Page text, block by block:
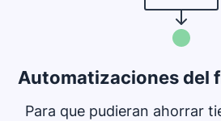
Automatizaciones del
Para que pudieran ahorrar